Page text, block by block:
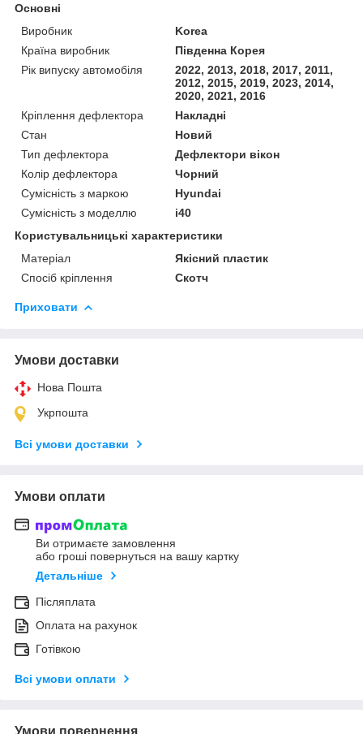
Основні
Виробник
Korea
Країна виробник
Південна Корея
Рік випуску автомобіля
2022, 2013, 2018, 2017, 2011,
2012, 2015, 2019, 2023, 2014,
2020, 2021, 2016
Кріплення дефлектора
Накладні
Стан
Новий
Тип дефлектора
Дефлектори вікон
Колір дефлектора
Чорний
Сумісність з маркою
Hyundai
Сумісність з моделлю
i40
Користувальницькі характеристики
Матеріал
Якісний пластик
Спосіб кріплення
Скотч
Приховати
Умови доставки
Нова Пошта
Укрпошта
Всі умови доставки
Умови оплати
Ви отримаєте замовлення
або гроші повернуться на вашу картку
Детальніше
Післяплата
Оплата на рахунок
Готівкою
Всі умови оплати